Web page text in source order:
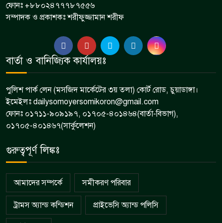
ফোনঃ +৮৮০২৪৭৭৭৮৭৫৫৬
সম্পাদক ও প্রকাশকঃ শরীফুজ্জামান শরীফ
বার্তা ও বানিজ্যিক কার্যালয়ঃ
পুলিশ পার্ক লেন (মসজিদ মার্কেটের ৩য় তলা) কোর্ট রোড, চুয়াডাঙ্গা।
ইমেইলঃ dailysomoyersomikoron@gmail.com
ফোনঃ ০১৭১১-৯০৯১৯৭, ০১৭০৫-৪০১৪৬৪(বার্তা-বিভাগ),
০১৭০৫-৪০১৪৬৭(সার্কুলেশন)
গুরুত্বপূর্ণ লিঙ্কঃ
আমাদের সম্পর্কে সমীকরণ পরিবার
ট্রামস অ্যান্ড কন্ডিশন প্রাইভেসি অ্যান্ড পলিসি